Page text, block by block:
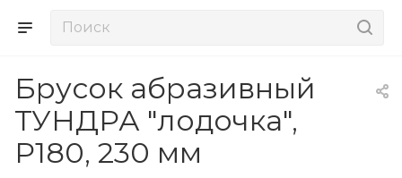
Брусок абразивный
ТУНДРА "лодочка",
Р180, 230 мм